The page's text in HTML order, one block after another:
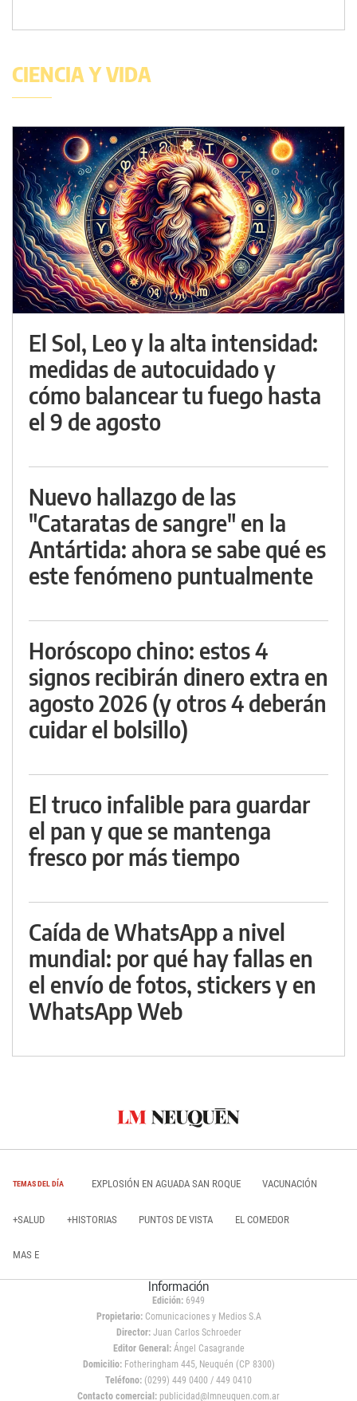
CIENCIA Y VIDA
El Sol, Leo y la alta intensidad:
medidas de autocuidado y
cómo balancear tu fuego hasta
el 9 de agosto
Nuevo hallazgo de las
"Cataratas de sangre" en la
Antártida: ahora se sabe qué es
este fenómeno puntualmente
Horóscopo chino: estos 4
signos recibirán dinero extra en
agosto 2026 (y otros 4 deberán
cuidar el bolsillo)
El truco infalible para guardar
el pan y que se mantenga
fresco por más tiempo
Caída de WhatsApp a nivel
mundial: por qué hay fallas en
el envío de fotos, stickers y en
WhatsApp Web
TEMAS DEL DÍA EXPLOSIÓN EN AGUADA SAN ROQUE VACUNACIÓN
+SALUD +HISTORIAS PUNTOS DE VISTA EL COMEDOR
MAS E
Información
Edición: 6949
Propietario:Comunicaciones y Medios S.A
Director: Juan Carlos Schroeder
Editor General:Ángel Casagrande
Domicilio:Fotheringham 445, Neuquén (CP 8300)
Teléfono: (0299) 449 0400 / 449 0410
Contacto comercial: publicidad@lmneuquen.com.ar